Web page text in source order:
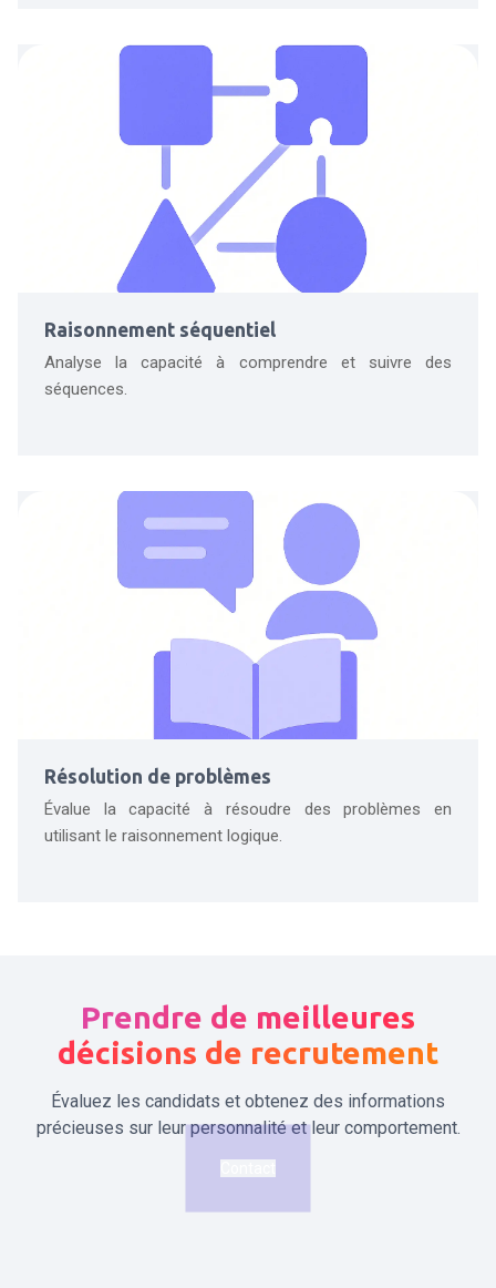
Raisonnement séquentiel
Analyse la capacité à comprendre et suivre des
séquences.
Résolution de problèmes
Évalue la capacité à résoudre des problèmes en
utilisant le raisonnement logique.
Prendre de meilleures
décisions de recrutement
Évaluez les candidats et obtenez des informations
précieuses sur leur personnalité et leur comportement.